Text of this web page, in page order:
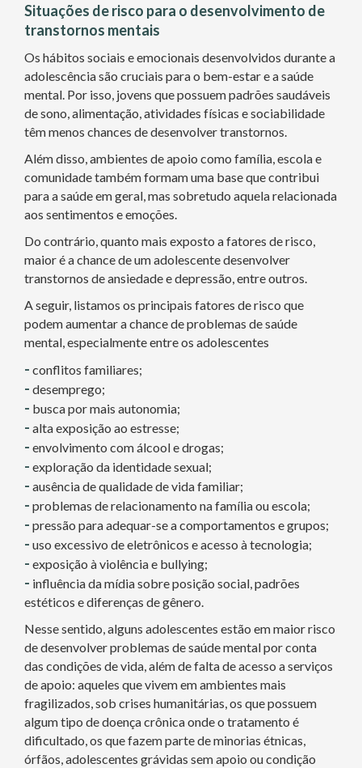
Situações de risco para o desenvolvimento de
transtornos mentais
Os hábitos sociais e emocionais desenvolvidos durante a
adolescência são cruciais para o bem-estar e a saúde
mental. Por isso, jovens que possuem padrões saudáveis
de sono, alimentação, atividades físicas e sociabilidade
têm menos chances de desenvolver transtornos.
Além disso, ambientes de apoio como família, escola e
comunidade também formam uma base que contribui
para a saúde em geral, mas sobretudo aquela relacionada
aos sentimentos e emoções.
Do contrário, quanto mais exposto a fatores de risco,
maior é a chance de um adolescente desenvolver
transtornos de ansiedade e depressão, entre outros.
A seguir, listamos os principais fatores de risco que
podem aumentar a chance de problemas de saúde
mental, especialmente entre os adolescentes
- conflitos familiares;
- desemprego;
- busca por mais autonomia;
- alta exposição ao estresse;
- envolvimento com álcool e drogas;
- exploração da identidade sexual;
- ausência de qualidade de vida familiar;
- problemas de relacionamento na família ou escola;
- pressão para adequar-se a comportamentos e grupos;
- uso excessivo de eletrônicos e acesso à tecnologia;
- exposição à violência e bullying;
- influência da mídia sobre posição social, padrões
estéticos e diferenças de gênero.
Nesse sentido, alguns adolescentes estão em maior risco
de desenvolver problemas de saúde mental por conta
das condições de vida, além de falta de acesso a serviços
de apoio: aqueles que vivem em ambientes mais
fragilizados, sob crises humanitárias, os que possuem
algum tipo de doença crônica onde o tratamento é
dificultado, os que fazem parte de minorias étnicas,
órfãos, adolescentes grávidas sem apoio ou condição